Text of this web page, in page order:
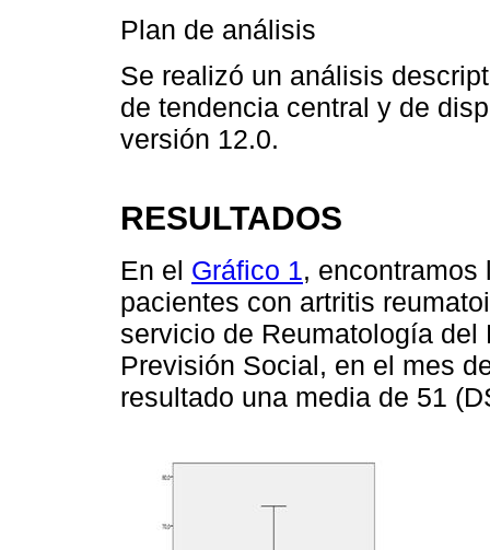
Plan de análisis
Se realizó un análisis
de tendencia central y de
versión 12.0.
RESULTADOS
En el Gráfico 1, encontramos
pacientes con artritis
servicio de Reumatología
Previsión Social, en el mes
resultado una media de 51